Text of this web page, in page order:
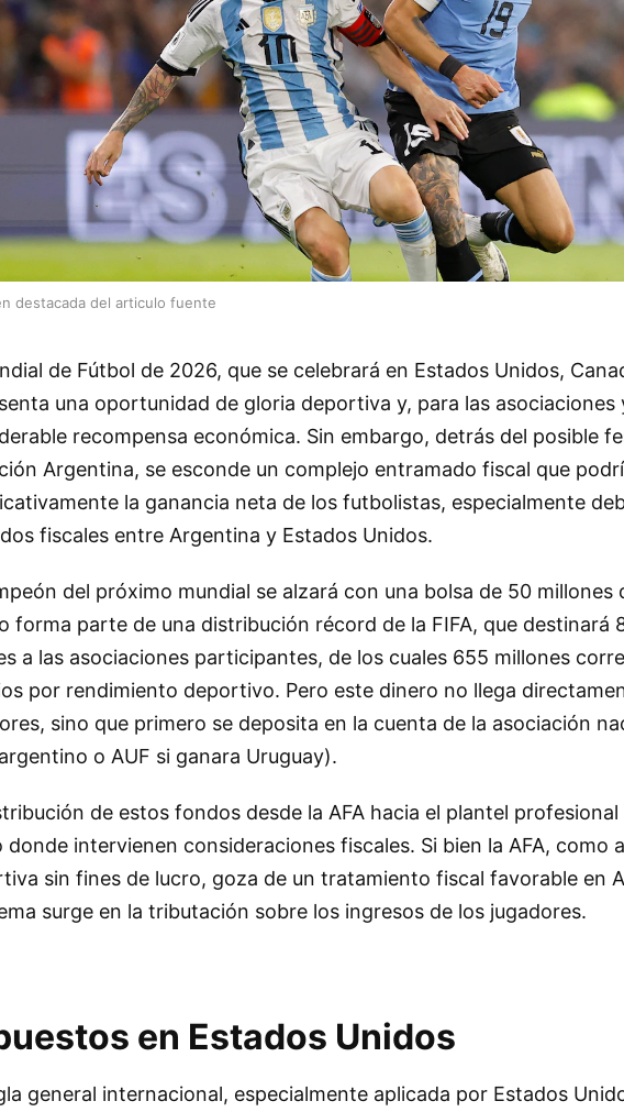
destacada del articulo fuente
de Fútbol de 2026, que se celebrará en Estados Unidos,
una oportunidad de gloria deportiva y, para las asociaciones
recompensa económica. Sin embargo, detrás del posible
Argentina, se esconde un complejo entramado fiscal que
la ganancia neta de los futbolistas, especialmente
fiscales entre Argentina y Estados Unidos.
del próximo mundial se alzará con una bolsa de 50 millones
forma parte de una distribución récord de la FIFA, que destinará
a las asociaciones participantes, de los cuales 655 millones
por rendimiento deportivo. Pero este dinero no llega
sino que primero se deposita en la cuenta de la asociación
o AUF si ganara Uruguay).
de estos fondos desde la AFA hacia el plantel profesional
donde intervienen consideraciones fiscales. Si bien la AFA, como
sin fines de lucro, goza de un tratamiento fiscal favorable en
surge en la tributación sobre los ingresos de los jugadores.
en Estados Unidos
general internacional, especialmente aplicada por Estados